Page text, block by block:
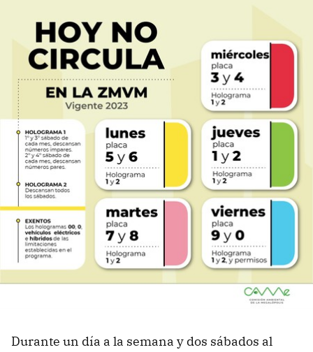
Durante un día a la semana y dos sábados al